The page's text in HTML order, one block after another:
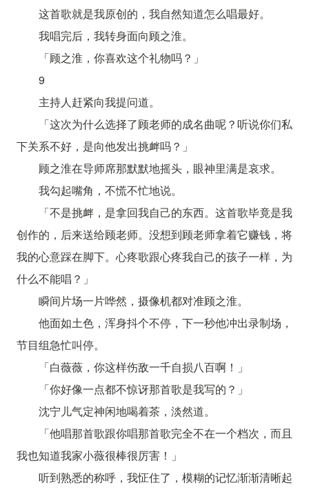
这首歌就是我原创的，我自然知道怎么唱最好。
我唱完后，我转身面向顾之淮。
「顾之淮，你喜欢这个礼物吗？」
9
主持人赶紧向我提问道。
「这次为什么选择了顾老师的成名曲呢？听说你们私
下关系不好，是向他发出挑衅吗？」
顾之淮在导师席那默默地摇头，眼神里满是哀求。
我勾起嘴角，不慌不忙地说。
「不是挑衅，是拿回我自己的东西。这首歌毕竟是我
创作的，后来送给顾老师。没想到顾老师拿着它赚钱，将
我的心意踩在脚下。心疼歌跟心疼我自己的孩子一样，为
什么不能唱？」
瞬间片场一片哗然，摄像机都对准顾之淮。
他面如土色，浑身抖个不停，下一秒他冲出录制场，
节目组急忙叫停。
「白薇薇，你这样伤敌一千自损八百啊！」
「你好像一点都不惊讶那首歌是我写的？」
沈宁儿气定神闲地喝着茶，淡然道。
「他唱那首歌跟你唱那首歌完全不在一个档次，而且
我也知道我家小薇很棒很厉害！」
听到熟悉的称呼，我怔住了，模糊的记忆渐渐清晰起